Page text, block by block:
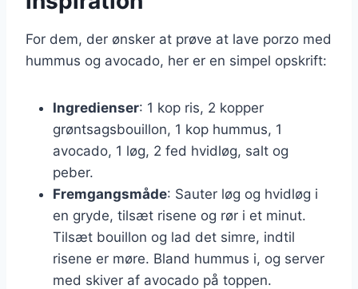
For dem, der ønsker at prøve at lave porzo med
hummus og avocado, her er en simpel opskrift:
Ingredienser: 1 kop ris, 2 kopper
grøntsagsbouillon, 1 kop hummus, 1
avocado, 1 løg, 2 fed hvidløg, salt og
peber.
Fremgangsmåde: Sauter løg og hvidløg i
en gryde, tilsæt risene og rør i et minut.
Tilsæt bouillon og lad det simre, indtil
risene er møre. Bland hummus i, og server
med skiver af avocado på toppen.